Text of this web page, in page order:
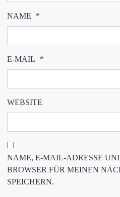
NAME *
E-MAIL *
WEBSITE
NAME, E-MAIL-ADRESSE
BROWSER FÜR MEINEN
SPEICHERN.